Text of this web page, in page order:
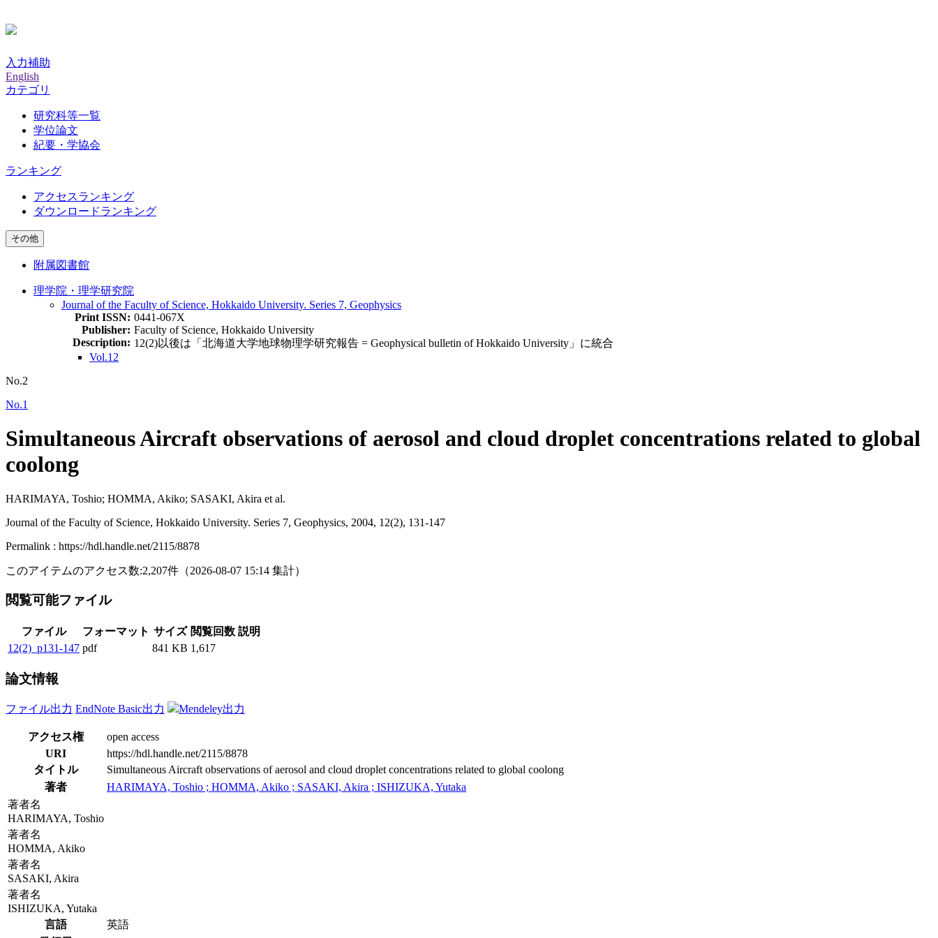
入力補助
English
カテゴリ
研究科等一覧
学位論文
紀要・学協会
ランキング
アクセスランキング
ダウンロードランキング
その他
附属図書館
理学院・理学研究院
Journal of the Faculty of Science, Hokkaido University. Series 7, Geophysics
Print ISSN: 0441-067X
Publisher: Faculty of Science, Hokkaido University
Description: 12(2)以後は「北海道大学地球物理学研究報告 = Geophysical bulletin of Hokkaido University」に統合
Vol.12
No.2
No.1
Simultaneous Aircraft observations of aerosol and cloud droplet concentrations related to global
coolong
HARIMAYA, Toshio; HOMMA, Akiko; SASAKI, Akira et al.
Journal of the Faculty of Science, Hokkaido University. Series 7, Geophysics, 2004, 12(2), 131-147
Permalink : https://hdl.handle.net/2115/8878
このアイテムのアクセス数:2,207件 （2026-08-07 15:14 集計）
閲覧可能ファイル
ファイル フォーマット サイズ 閲覧回数 説明
12(2)_p131-147 pdf 841 KB 1,617
論文情報
ファイル出力 EndNote Basic出力 Mendeley出力
アクセス権
open access
URI
https://hdl.handle.net/2115/8878
タイトル
Simultaneous Aircraft observations of aerosol and cloud droplet concentrations related to global coolong
著者
HARIMAYA, Toshio ; HOMMA, Akiko ; SASAKI, Akira ; ISHIZUKA, Yutaka
著者名
HARIMAYA, Toshio
著者名
HOMMA, Akiko
著者名
SASAKI, Akira
著者名
ISHIZUKA, Yutaka
言語
英語